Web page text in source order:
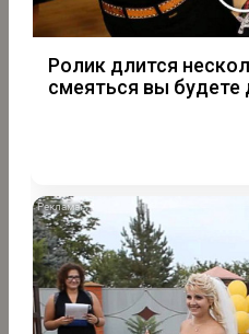
Ролик длится
смеяться вы будете